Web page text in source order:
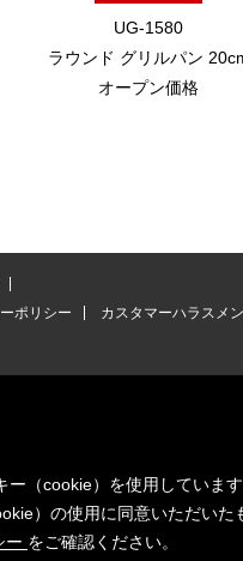
UG-1580
ラウンド グリルパン
オープン価格
ポリシー
カスタマーハラスメ
ー（cookie）を使用していま
）の使用に同意いただいた
ー をご確認ください。